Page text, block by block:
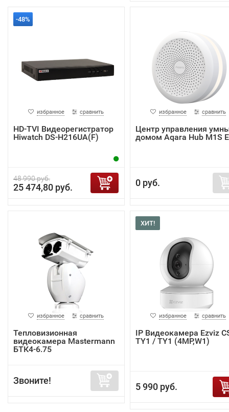
-48%
избранное сравнить
HD-TVI Видеорегистратор
Hiwatch DS-H216UA(F)
48 990 руб.
25 474,80 руб.
избранное сравнить
Центр управления
домом Aqara Hub M1S
0 руб.
избранное сравнить
Тепловизионная
видеокамера Mastermann
БТК4-6.75
Звоните!
ХИТ!
избранное сравнить
IP Видеокамера Ezviz
TY1 / TY1 (4MP,W1)
5 990 руб.